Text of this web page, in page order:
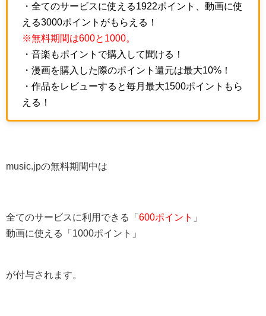
・全てのサービスに使える1922ポイント、動画に使
える3000ポイントがもらえる！
※無料期間は600と1000。
・音楽もポイントで購入して聞ける！
・漫画を購入した際のポイント還元は最大10%！
・作品をレビューすると毎月最大1500ポイントもら
える！
music.jpの無料期間中は
全てのサービスに利用できる「 600ポイント
」
動画に使える「1000ポイント」
が付与されます。